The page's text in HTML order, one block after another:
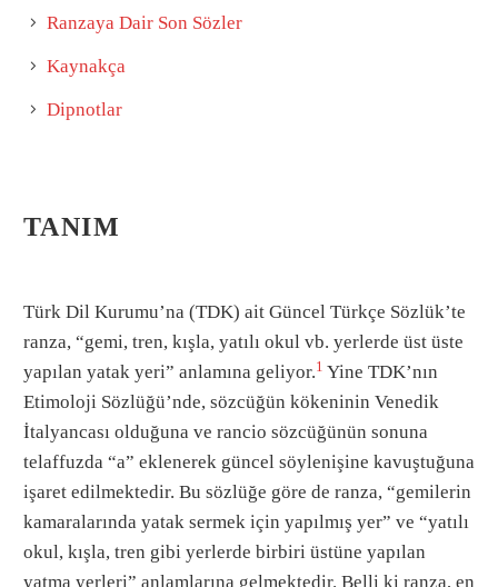
Ranzaya Dair Son Sözler
Kaynakça
Dipnotlar
TANIM
Türk Dil Kurumu’na (TDK) ait Güncel Türkçe Sözlük’te
ranza, “gemi, tren, kışla, yatılı okul vb. yerlerde üst üste
yapılan yatak yeri” anlamına geliyor.1 Yine TDK’nın
Etimoloji Sözlüğü’nde, sözcüğün kökeninin Venedik
İtalyancası olduğuna ve rancio sözcüğünün sonuna
telaffuzda “a” eklenerek güncel söylenişine kavuştuğuna
işaret edilmektedir. Bu sözlüğe göre de ranza, “gemilerin
kamaralarında yatak sermek için yapılmış yer” ve “yatılı
okul, kışla, tren gibi yerlerde birbiri üstüne yapılan
yatma yerleri” anlamlarına gelmektedir. Belli ki ranza, en